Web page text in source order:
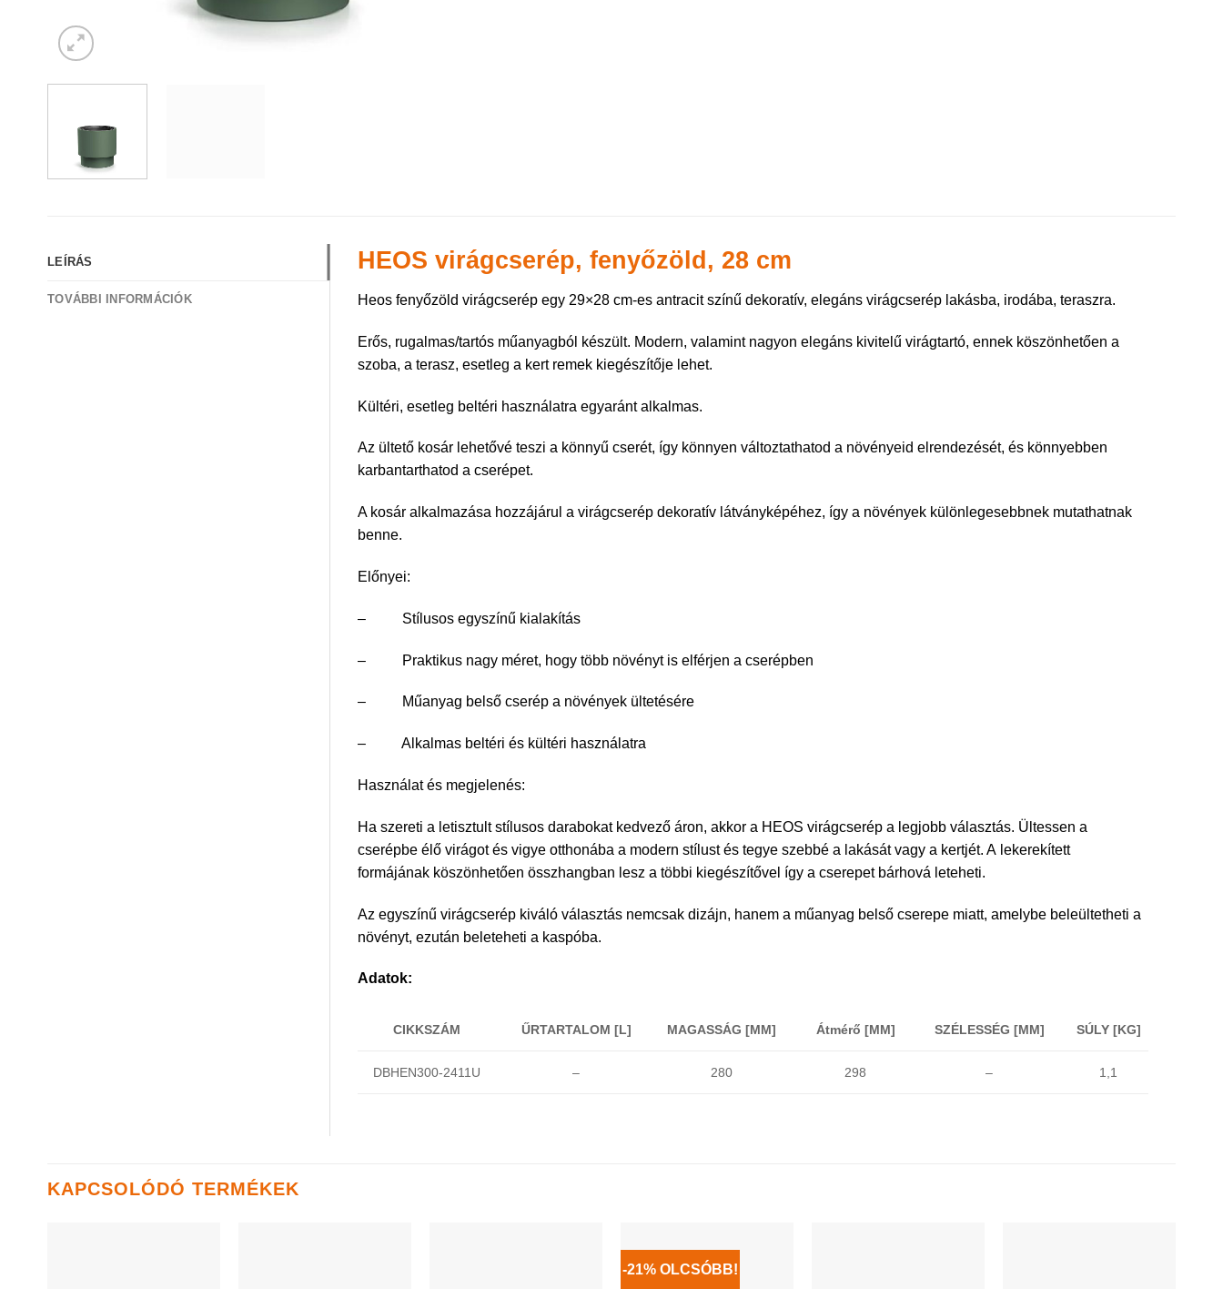
LEÍRÁS
TOVÁBBI INFORMÁCIÓK
HEOS virágcserép, fenyőzöld, 28 cm
Heos fenyőzöld virágcserép egy 29×28 cm-es antracit színű dekoratív, elegáns virágcserép lakásba, irodába, teraszra.
Erős, rugalmas/tartós műanyagból készült. Modern, valamint nagyon elegáns kivitelű virágtartó, ennek köszönhetően a
szoba, a terasz, esetleg a kert remek kiegészítője lehet.
Kültéri, esetleg beltéri használatra egyaránt alkalmas.
Az ültető kosár lehetővé teszi a könnyű cserét, így könnyen változtathatod a növényeid elrendezését, és könnyebben
karbantarthatod a cserépet.
A kosár alkalmazása hozzájárul a virágcserép dekoratív látványképéhez, így a növények különlegesebbnek mutathatnak
benne.
Előnyei:
– Stílusos egyszínű kialakítás
– Praktikus nagy méret, hogy több növényt is elférjen a cserépben
– Műanyag belső cserép a növények ültetésére
– Alkalmas beltéri és kültéri használatra
Használat és megjelenés:
Ha szereti a letisztult stílusos darabokat kedvező áron, akkor a HEOS virágcserép a legjobb választás. Ültessen a
cserépbe élő virágot és vigye otthonába a modern stílust és tegye szebbé a lakását vagy a kertjét. A lekerekített
formájának köszönhetően összhangban lesz a többi kiegészítővel így a cserepet bárhová leteheti.
Az egyszínű virágcserép kiváló választás nemcsak dizájn, hanem a műanyag belső cserepe miatt, amelybe beleültetheti a
növényt, ezután beleteheti a kaspóba.
Adatok:
CIKKSZÁM ŰRTARTALOM [L] MAGASSÁG [MM] Átmérő [MM] SZÉLESSÉG [MM] SÚLY [KG]
DBHEN300-2411U – 280 298 – 1,1
KAPCSOLÓDÓ TERMÉKEK
-21% OLCSÓBB!